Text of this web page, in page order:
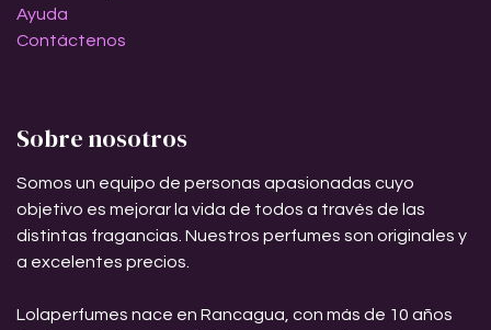
Ayuda
Contáctenos
Sobre nosotros
Somos un equipo de personas apasionadas cuyo
objetivo es mejorar la vida de todos a través de las
distintas fragancias. Nuestros perfumes son originales y
a excelentes precios.
Lolaperfumes nace en Rancagua, con más de 10 años